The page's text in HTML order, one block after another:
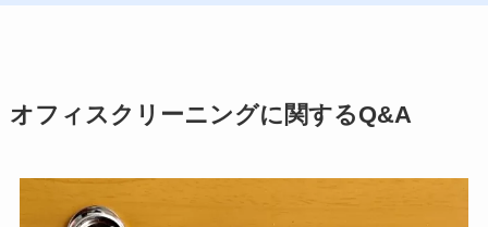
オフィスクリーニングに関するQ&A